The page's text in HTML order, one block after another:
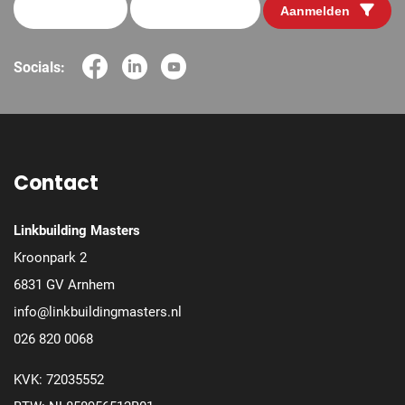
Aanmelden
Socials:
Contact
Linkbuilding Masters
Kroonpark 2
6831 GV Arnhem
info@linkbuildingmasters.nl
026 820 0068
KVK: 72035552